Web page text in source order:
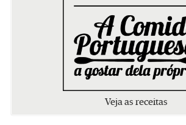
Veja as receitas